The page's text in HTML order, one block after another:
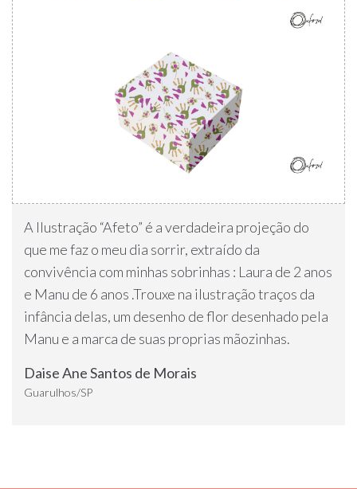
A Ilustração “Afeto” é a verdadeira projeção do
que me faz o meu dia sorrir, extraído da
convivência com minhas sobrinhas : Laura de 2 anos
e Manu de 6 anos .Trouxe na ilustração traços da
infância delas, um desenho de flor desenhado pela
Manu e a marca de suas proprias mãozinhas.
Daise Ane Santos de Morais
Guarulhos/SP